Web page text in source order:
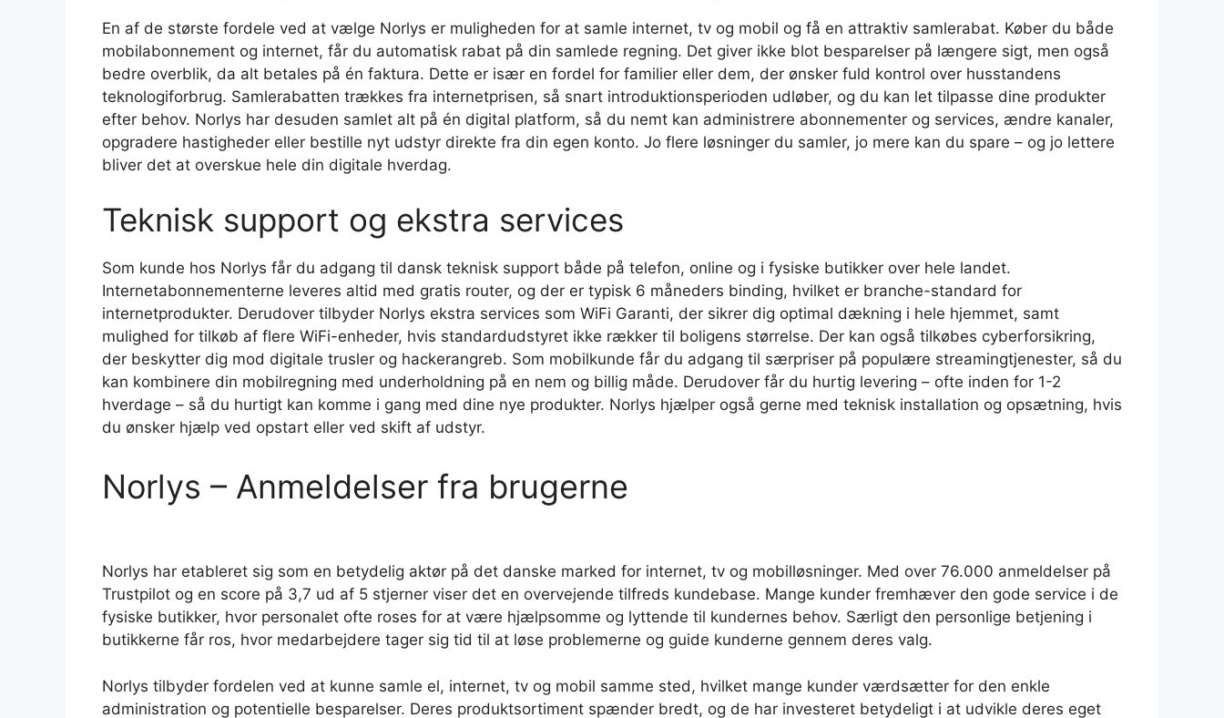
En af de største fordele ved at vælge Norlys er muligheden for at samle internet, tv og mobil og få en attraktiv samlerabat. Køber du både
mobilabonnement og internet, får du automatisk rabat på din samlede regning. Det giver ikke blot besparelser på længere sigt, men også
bedre overblik, da alt betales på én faktura. Dette er især en fordel for familier eller dem, der ønsker fuld kontrol over husstandens
teknologiforbrug. Samlerabatten trækkes fra internetprisen, så snart introduktionsperioden udløber, og du kan let tilpasse dine produkter
efter behov. Norlys har desuden samlet alt på én digital platform, så du nemt kan administrere abonnementer og services, ændre kanaler,
opgradere hastigheder eller bestille nyt udstyr direkte fra din egen konto. Jo flere løsninger du samler, jo mere kan du spare – og jo lettere
bliver det at overskue hele din digitale hverdag.
Teknisk support og ekstra services
Som kunde hos Norlys får du adgang til dansk teknisk support både på telefon, online og i fysiske butikker over hele landet.
Internetabonnementerne leveres altid med gratis router, og der er typisk 6 måneders binding, hvilket er branche-standard for
internetprodukter. Derudover tilbyder Norlys ekstra services som WiFi Garanti, der sikrer dig optimal dækning i hele hjemmet, samt
mulighed for tilkøb af flere WiFi-enheder, hvis standardudstyret ikke rækker til boligens størrelse. Der kan også tilkøbes cyberforsikring,
der beskytter dig mod digitale trusler og hackerangreb. Som mobilkunde får du adgang til særpriser på populære streamingtjenester, så du
kan kombinere din mobilregning med underholdning på en nem og billig måde. Derudover får du hurtig levering – ofte inden for 1-2
hverdage – så du hurtigt kan komme i gang med dine nye produkter. Norlys hjælper også gerne med teknisk installation og opsætning, hvis
du ønsker hjælp ved opstart eller ved skift af udstyr.
Norlys – Anmeldelser fra brugerne
Norlys har etableret sig som en betydelig aktør på det danske marked for internet, tv og mobilløsninger. Med over 76.000 anmeldelser på
Trustpilot og en score på 3,7 ud af 5 stjerner viser det en overvejende tilfreds kundebase. Mange kunder fremhæver den gode service i de
fysiske butikker, hvor personalet ofte roses for at være hjælpsomme og lyttende til kundernes behov. Særligt den personlige betjening i
butikkerne får ros, hvor medarbejdere tager sig tid til at løse problemerne og guide kunderne gennem deres valg.
Norlys tilbyder fordelen ved at kunne samle el, internet, tv og mobil samme sted, hvilket mange kunder værdsætter for den enkle
administration og potentielle besparelser. Deres produktsortiment spænder bredt, og de har investeret betydeligt i at udvikle deres eget